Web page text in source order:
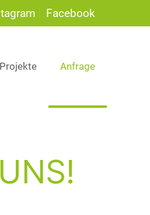
Facebook
Projekte Anfrage